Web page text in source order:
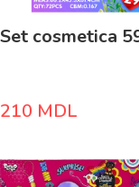
Set cosmetica
210 MDL